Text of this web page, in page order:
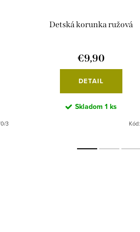
3
Detská korunka ružová
€9,90
DETAIL
Skladom 1 ks
Kód: